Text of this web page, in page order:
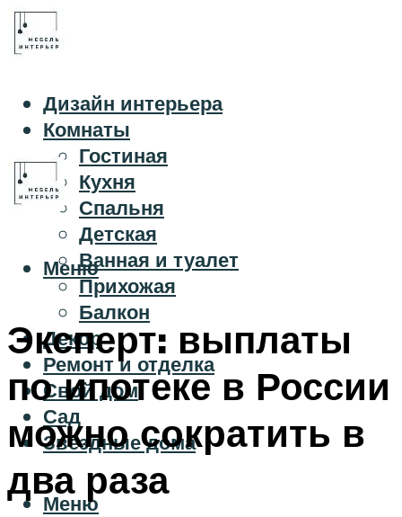
Дизайн интерьера
Комнаты
Гостиная
Кухня
Спальня
Детская
Ванная и туалет
Прихожая
Балкон
Декор
Ремонт и отделка
Свой дом
Сад
Звездные дома
Меню
Меню
Эксперт: выплаты
по ипотеке в России
можно сократить в
два раза